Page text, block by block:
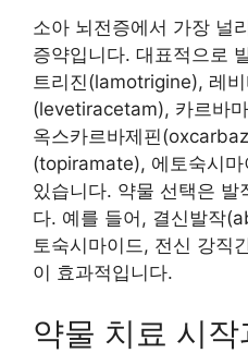
소아 뇌전증에서 가장 널
증약입니다. 대표적으로
트리진(lamotrigine), 레
(levetiracetam), 카르바
옥스카르바제핀
(topiramate), 에토숙시
있습니다. 약물 선택은 발
다. 예를 들어, 결신발작
토숙시마이드, 전신 강직
이 효과적입니다.
약물 치료 시작